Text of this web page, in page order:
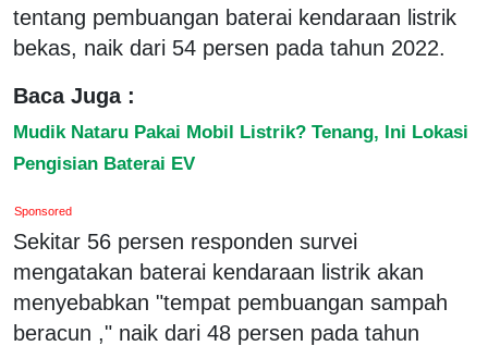
tentang pembuangan baterai kendaraan listrik
bekas, naik dari 54 persen pada tahun 2022.
Baca Juga :
Mudik Nataru Pakai Mobil Listrik? Tenang, Ini Lokasi
Pengisian Baterai EV
Sponsored
Sekitar 56 persen responden survei
mengatakan baterai kendaraan listrik akan
menyebabkan "tempat pembuangan sampah
beracun ," naik dari 48 persen pada tahun